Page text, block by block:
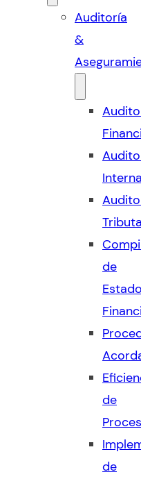
Auditoría
&
Interna
de
de
de